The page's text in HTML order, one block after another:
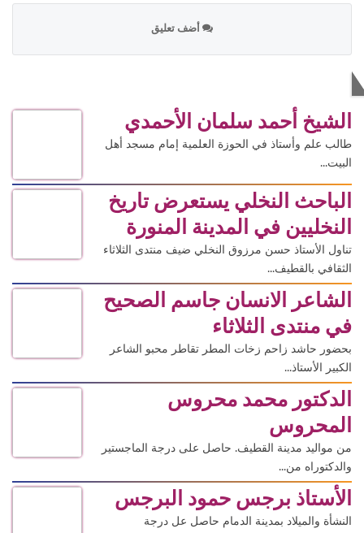
أضف تعليق
الشيخ أحمد سلمان الأحمدي
طالب علم وأستاذ في الحوزة العلمية إمام مسجد أهل
البيت...
الباحث النخلي يستعرض تاريخ
النخليين في المدينة المنورة
تناول الأستاذ حسن مرزوق النخلي ضيف منتدى الثلاثاء
الثقافي بالقطيف...
الشاعر الانسان جاسم الصحيح
في منتدى الثلاثاء
بحضور حاشد زاحم زخات المطر تقاطر محبو الشاعر
الكبير الأستاذ...
الدكتور محمد محروس
المحروس
من مواليد مدينة القطيف. حاصل على درجة الماجستير
والدكتوراه من...
الأستاذ برجس حمود البرجس
النشأة والميلاد بمدينة الدمام حاصل عل درجة